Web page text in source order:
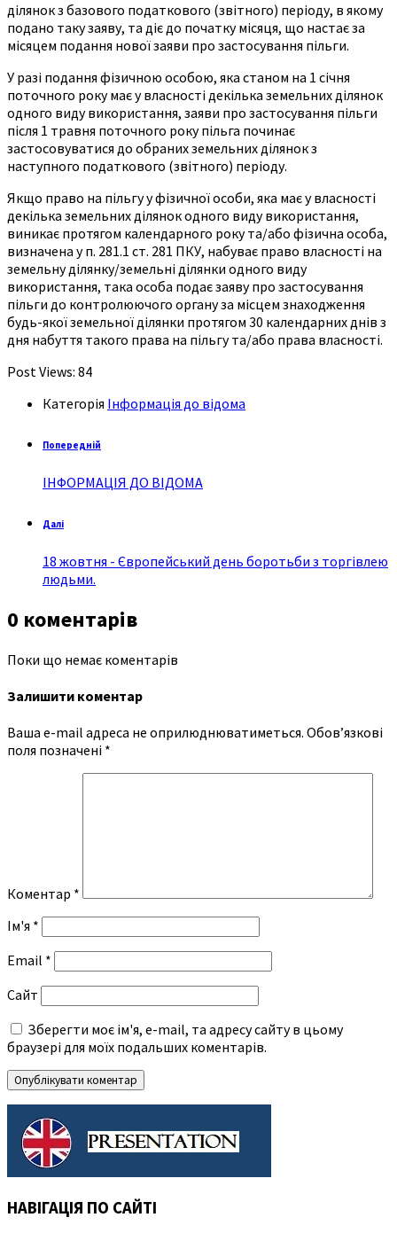
ділянок з базового податкового (звітного) періоду, в якому
подано таку заяву, та діє до початку місяця, що настає за
місяцем подання нової заяви про застосування пільги.
У разі подання фізичною особою, яка станом на 1 січня
поточного року має у власності декілька земельних ділянок
одного виду використання, заяви про застосування пільги
після 1 травня поточного року пільга починає
застосовуватися до обраних земельних ділянок з
наступного податкового (звітного) періоду.
Якщо право на пільгу у фізичної особи, яка має у власності
декілька земельних ділянок одного виду використання,
виникає протягом календарного року та/або фізична особа,
визначена у п. 281.1 ст. 281 ПКУ, набуває право власності на
земельну ділянку/земельні ділянки одного виду
використання, така особа подає заяву про застосування
пільги до контролюючого органу за місцем знаходження
будь-якої земельної ділянки протягом 30 календарних днів з
дня набуття такого права на пільгу та/або права власності.
Post Views: 84
Категорія Інформація до відома
Попередній
ІНФОРМАЦІЯ ДО ВІДОМА
Далі
18 жовтня - Європейський день боротьби з торгівлею
людьми.
0 коментарів
Поки що немає коментарів
Залишити коментар
Ваша e-mail адреса не оприлюднюватиметься. Обов’язкові
поля позначені *
Коментар *
Ім'я *
Email *
Сайт
Зберегти моє ім'я, e-mail, та адресу сайту в цьому
браузері для моїх подальших коментарів.
НАВІГАЦІЯ ПО САЙТІ